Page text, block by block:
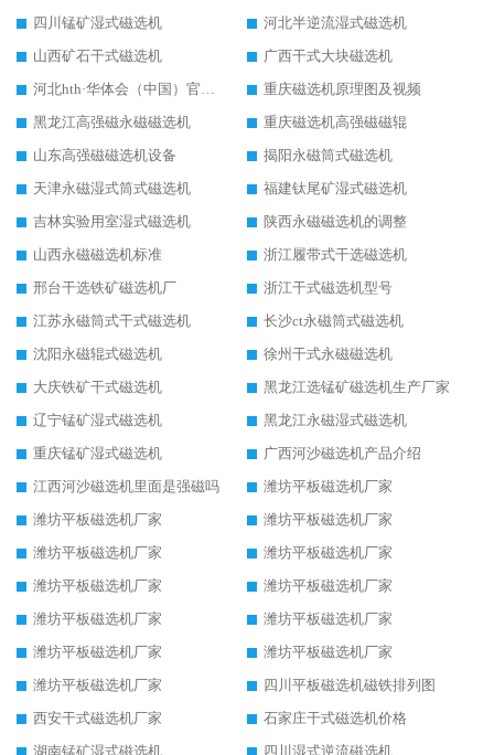
四川锰矿湿式磁选机
河北半逆流湿式磁选机
山西矿石干式磁选机
广西干式大块磁选机
河北hth·华体会（中国）官方网站-hth.com 工作视频
重庆磁选机原理图及视频
黑龙江高强磁永磁磁选机
重庆磁选机高强磁磁辊
山东高强磁磁选机设备
揭阳永磁筒式磁选机
天津永磁湿式筒式磁选机
福建钛尾矿湿式磁选机
吉林实验用室湿式磁选机
陕西永磁磁选机的调整
山西永磁磁选机标准
浙江履带式干选磁选机
邢台干选铁矿磁选机厂
浙江干式磁选机型号
江苏永磁筒式干式磁选机
长沙ct永磁筒式磁选机
沈阳永磁辊式磁选机
徐州干式永磁磁选机
大庆铁矿干式磁选机
黑龙江选锰矿磁选机生产厂家
辽宁锰矿湿式磁选机
黑龙江永磁湿式磁选机
重庆锰矿湿式磁选机
广西河沙磁选机产品介绍
江西河沙磁选机里面是强磁吗
潍坊平板磁选机厂家
潍坊平板磁选机厂家
潍坊平板磁选机厂家
潍坊平板磁选机厂家
潍坊平板磁选机厂家
潍坊平板磁选机厂家
潍坊平板磁选机厂家
潍坊平板磁选机厂家
潍坊平板磁选机厂家
潍坊平板磁选机厂家
潍坊平板磁选机厂家
潍坊平板磁选机厂家
四川平板磁选机磁铁排列图
西安干式磁选机厂家
石家庄干式磁选机价格
湖南锰矿湿式磁选机
四川湿式逆流磁选机